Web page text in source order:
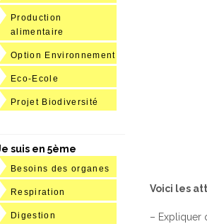
Voici les
– Expliquer
Production
alimentaire
Option Environnement
Eco-Ecole
Projet Biodiversité
suis en 5ème
Besoins des organes
Respiration
Digestion